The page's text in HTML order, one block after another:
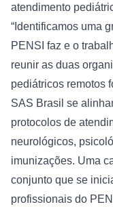
atendimento
“Identificamos uma
PENSI faz e o
reunir as duas
pediátricos remotos
SAS Brasil se
protocolos de
neurológicos,
imunizações. Uma
conjunto que se
profissionais do